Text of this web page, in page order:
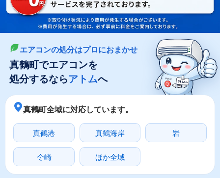
メールで回収依頼 LINEで回収依頼
エアコンの処分はプロにおまかせ
真鶴町でエアコンを
処分するならアトムへ
真鶴町全域に対応しています。
真鶴港 真鶴海岸 岩
仒崎 ほか全域